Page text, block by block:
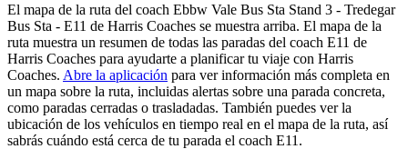
El mapa de la ruta del coach Ebbw Vale Bus Sta Stand 3 - Tredegar
Bus Sta - E11 de Harris Coaches se muestra arriba. El mapa de la
ruta muestra un resumen de todas las paradas del coach E11 de
Harris Coaches para ayudarte a planificar tu viaje con Harris
Coaches. Abre la aplicación para ver información más completa en
un mapa sobre la ruta, incluidas alertas sobre una parada concreta,
como paradas cerradas o trasladadas. También puedes ver la
ubicación de los vehículos en tiempo real en el mapa de la ruta, así
sabrás cuándo está cerca de tu parada el coach E11.